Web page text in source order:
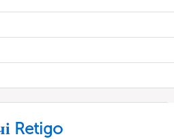
Retigo